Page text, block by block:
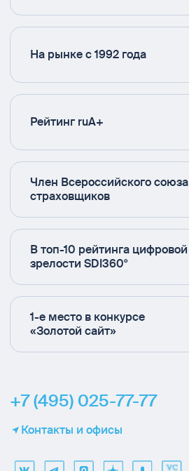
На рынке с 1992 года
Рейтинг ruA+
Член Всероссийского союза
страховщиков
В топ-10 рейтинга цифровой
зрелости SDI360°
1-е место в конкурсе
«Золотой сайт»
+7 (495) 025-77-77
Контакты и офисы